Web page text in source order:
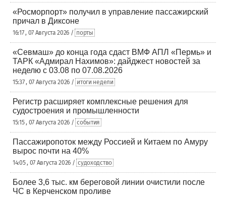
«Росморпорт» получил в управление пассажирский
причал в Диксоне
16:17 , 07 Августа 2026 / порты
«Севмаш» до конца года сдаст ВМФ АПЛ «Пермь» и
ТАРК «Адмирал Нахимов»: дайджест новостей за
неделю с 03.08 по 07.08.2026
15:37 , 07 Августа 2026 / итоги недели
Регистр расширяет комплексные решения для
судостроения и промышленности
15:15 , 07 Августа 2026 / события
Пассажиропоток между Россией и Китаем по Амуру
вырос почти на 40%
14:05 , 07 Августа 2026 / судоходство
Более 3,6 тыс. км береговой линии очистили после
ЧС в Керченском проливе